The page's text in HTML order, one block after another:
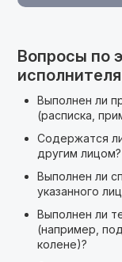
Вопросы по
Выполнен ли
(расписка,
Содержатся
другим лицом?
Выполнен ли
указанного
Выполнен ли
(например,
колене)?